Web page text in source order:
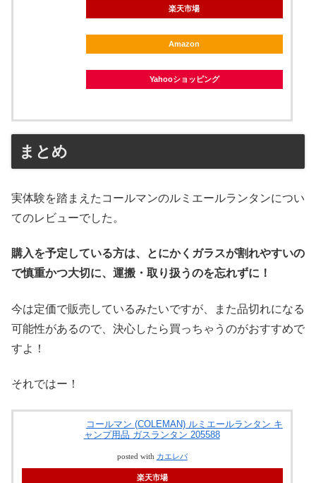
楽天市場
Amazon
Yahooショッピング
まとめ
実体験を踏まえたコールマンのルミエールランタンについ
てのレビューでした。
購入を予定している方は、とにかくガラスが割れやすいの
で慎重かつ大切に、運搬・取り扱うのを忘れずに！
今は定価で販売しているみたいですが、また品切れになる
可能性があるので、決心したら買っちゃうのがおすすめで
すよ！
それではー！
コールマン (COLEMAN) ルミエールランタン キ
ャンプ用品 ガスランタン 205588
posted with カエレバ
楽天市場